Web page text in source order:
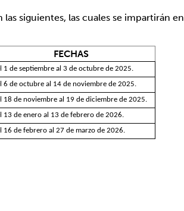
siguientes, las cuales se impartirán en
FECHAS
1 de septiembre al 3 de octubre de 2025.
6 de octubre al 14 de noviembre de 2025.
18 de noviembre al 19 de diciembre de 2025.
13 de enero al 13 de febrero de 2026.
16 de febrero al 27 de marzo de 2026.